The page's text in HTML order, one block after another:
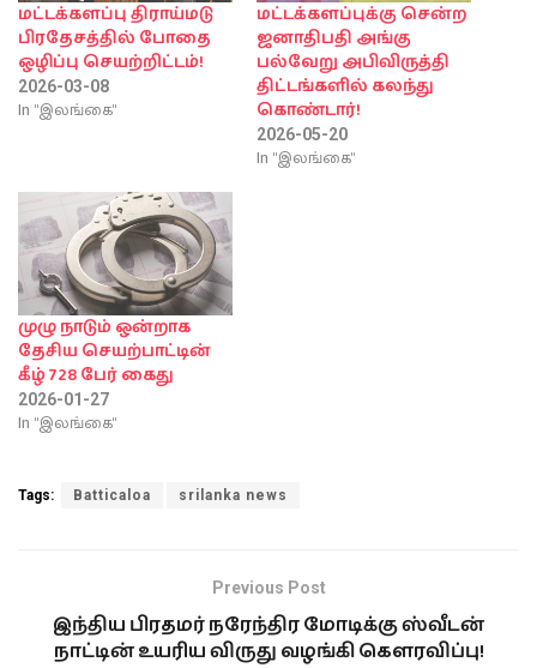
மட்டக்களப்பு திராய்மடு
பிரதேசத்தில் போதை
ஒழிப்பு செயற்றிட்டம்!
2026-03-08
In "இலங்கை"
மட்டக்களப்புக்கு சென்ற
ஜனாதிபதி அங்கு
பல்வேறு அபிவிருத்தி
திட்டங்களில் கலந்து
கொண்டார்!
2026-05-20
In "இலங்கை"
முழு நாடும் ஒன்றாக
தேசிய செயற்பாட்டின்
கீழ் 728 பேர் கைது
2026-01-27
In "இலங்கை"
Tags: Batticaloa srilanka news
Previous Post
இந்திய பிரதமர் நரேந்திர மோடிக்கு ஸ்வீடன்
நாட்டின் உயரிய விருது வழங்கி கெளரவிப்பு!